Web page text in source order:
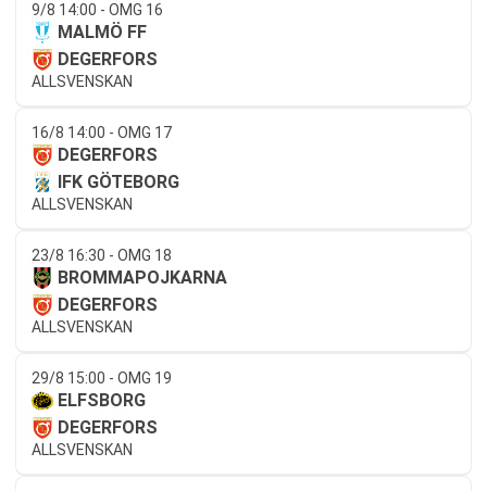
9/8 14:00 - OMG 16
MALMÖ FF
DEGERFORS
ALLSVENSKAN
16/8 14:00 - OMG 17
DEGERFORS
IFK GÖTEBORG
ALLSVENSKAN
23/8 16:30 - OMG 18
BROMMAPOJKARNA
DEGERFORS
ALLSVENSKAN
29/8 15:00 - OMG 19
ELFSBORG
DEGERFORS
ALLSVENSKAN